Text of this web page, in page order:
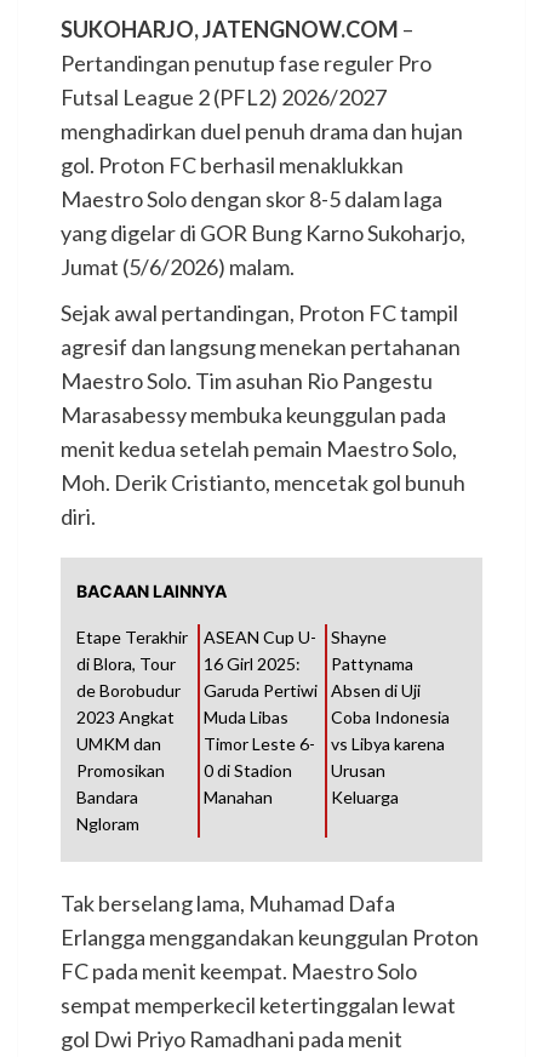
SUKOHARJO, JATENGNOW.COM –
Pertandingan penutup fase reguler Pro
Futsal League 2 (PFL2) 2026/2027
menghadirkan duel penuh drama dan hujan
gol. Proton FC berhasil menaklukkan
Maestro Solo dengan skor 8-5 dalam laga
yang digelar di GOR Bung Karno Sukoharjo,
Jumat (5/6/2026) malam.
Sejak awal pertandingan, Proton FC tampil
agresif dan langsung menekan pertahanan
Maestro Solo. Tim asuhan Rio Pangestu
Marasabessy membuka keunggulan pada
menit kedua setelah pemain Maestro Solo,
Moh. Derik Cristianto, mencetak gol bunuh
diri.
BACAAN LAINNYA
Etape Terakhir
di Blora, Tour
de Borobudur
2023 Angkat
UMKM dan
Promosikan
Bandara
Ngloram
ASEAN Cup U-
16 Girl 2025:
Garuda Pertiwi
Muda Libas
Timor Leste 6-
0 di Stadion
Manahan
Shayne
Pattynama
Absen di Uji
Coba Indonesia
vs Libya karena
Urusan
Keluarga
Tak berselang lama, Muhamad Dafa
Erlangga menggandakan keunggulan Proton
FC pada menit keempat. Maestro Solo
sempat memperkecil ketertinggalan lewat
gol Dwi Priyo Ramadhani pada menit